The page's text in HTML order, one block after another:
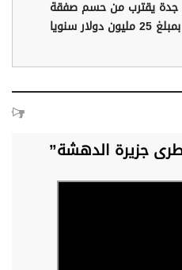
جدة يقترب من حسم صفقة
سنويا
جزيرة الدهشة”